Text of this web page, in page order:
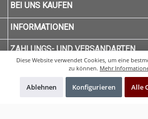
BEI UNS KAUFEN
INFORMATIONEN
ZAHLUNGS- UND VERSANDARTEN
* Alle Preise exkl. gesetzl. Mehrwertsteuer zzgl.
Nachnahmegebühren, wenn nicht
Diese Website verwendet Cookies, um eine
zu können. Mehr
Ablehnen Konfigurieren Alle